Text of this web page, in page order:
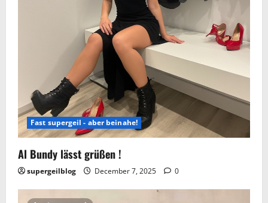
Fast supergeil - aber beinahe!
Al Bundy lässt grüßen !
supergeilblog December 7, 2025 0